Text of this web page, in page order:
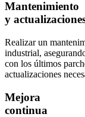
Mantenimiento
y
Realizar un
industrial,
con los últimos
actualizaciones
Mejora
continua